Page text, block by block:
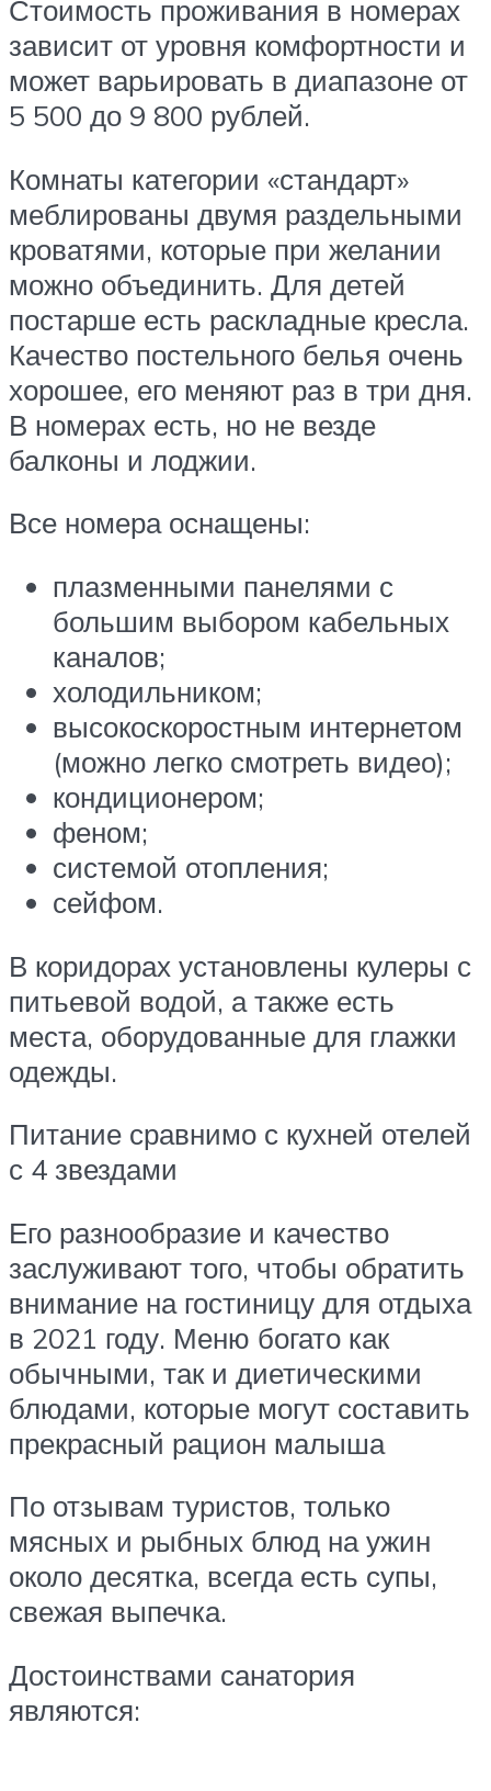
Стоимость проживания в номерах
зависит от уровня комфортности и
может варьировать в диапазоне от
5 500 до 9 800 рублей.
Комнаты категории «стандарт»
меблированы двумя раздельными
кроватями, которые при желании
можно объединить. Для детей
постарше есть раскладные кресла.
Качество постельного белья очень
хорошее, его меняют раз в три дня.
В номерах есть, но не везде
балконы и лоджии.
Все номера оснащены:
плазменными панелями с
большим выбором кабельных
каналов;
холодильником;
высокоскоростным интернетом
(можно легко смотреть видео);
кондиционером;
феном;
системой отопления;
сейфом.
В коридорах установлены кулеры с
питьевой водой, а также есть
места, оборудованные для глажки
одежды.
Питание сравнимо с кухней отелей
с 4 звездами
Его разнообразие и качество
заслуживают того, чтобы обратить
внимание на гостиницу для отдыха
в 2021 году. Меню богато как
обычными, так и диетическими
блюдами, которые могут составить
прекрасный рацион малыша
По отзывам туристов, только
мясных и рыбных блюд на ужин
около десятка, всегда есть супы,
свежая выпечка.
Достоинствами санатория
являются: